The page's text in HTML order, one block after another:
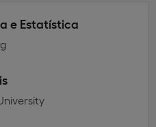
e Estatística